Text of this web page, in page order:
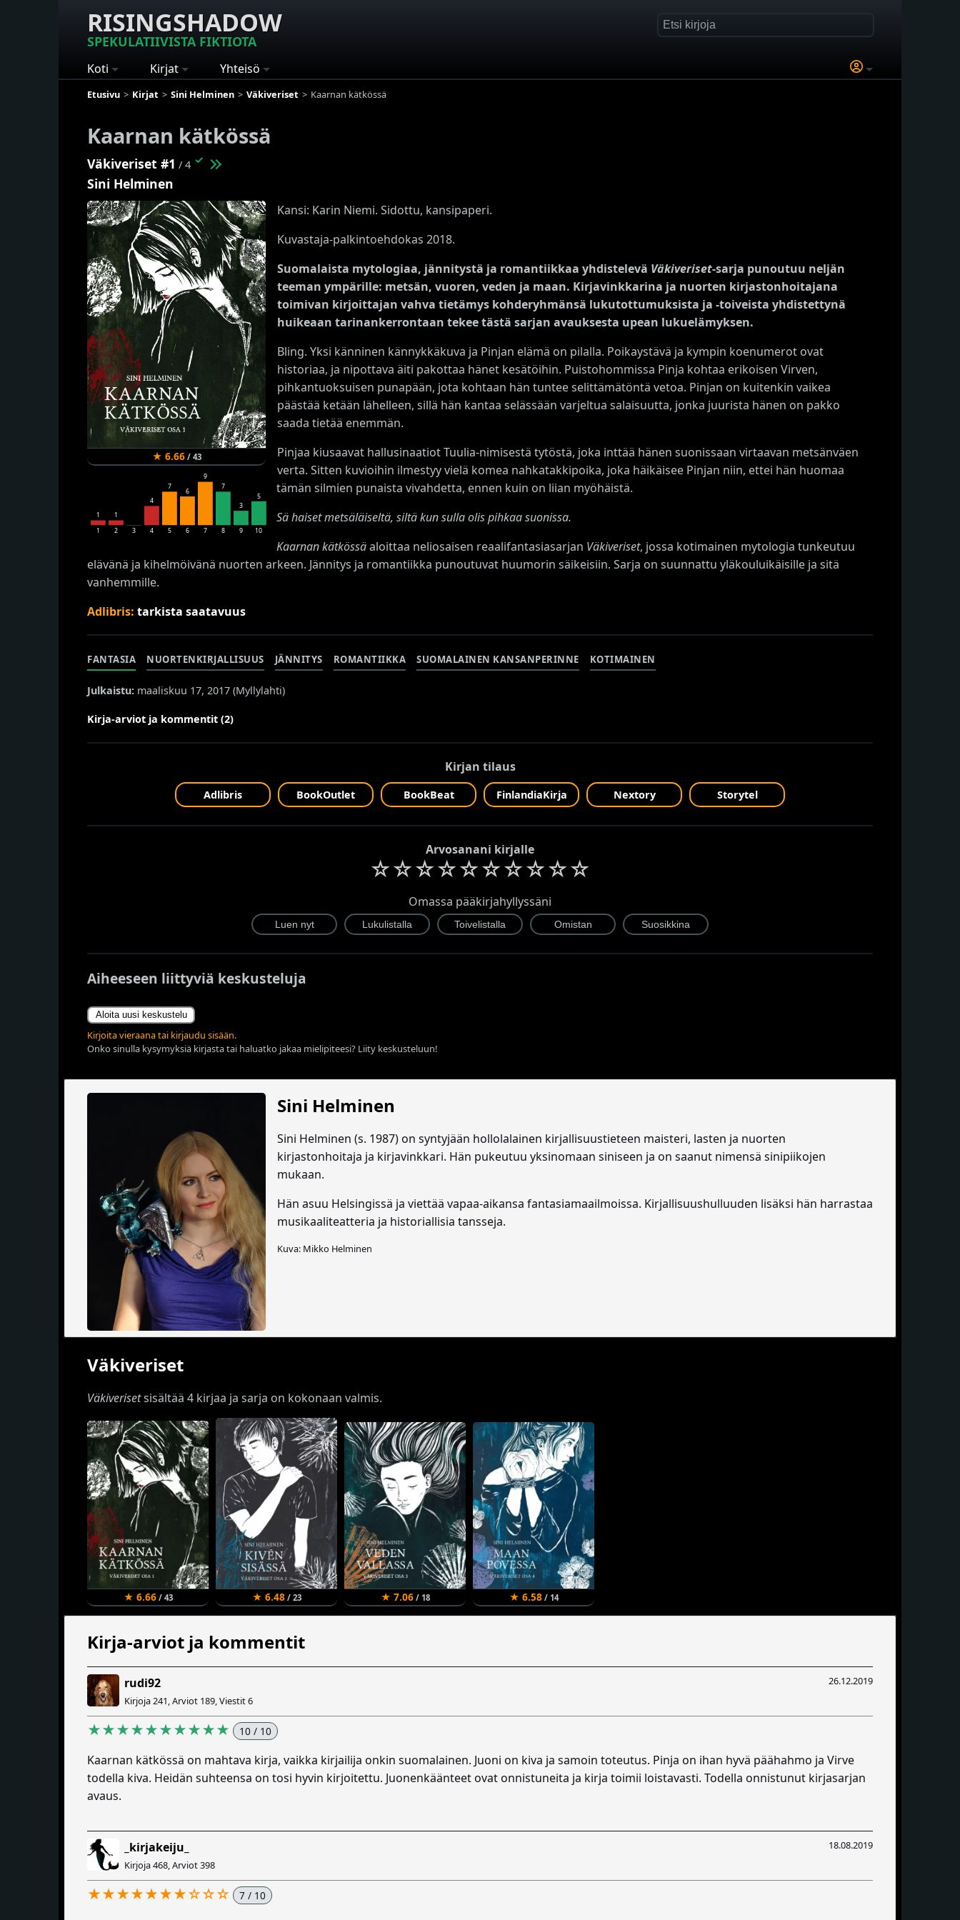
RISINGSHADOW
SPEKULATIIVISTA FIKTIOTA
Koti Kirjat Yhteisö
Etusivu Kirjat Sini Helminen Väkiveriset Kaarnan kätkössä
Kaarnan kätkössä
Väkiveriset #1 / 4 ✓
Sini Helminen
★ 6.66/ 43
1
1
1
2 3
4
4
7
5
6
6
9
7
7
8
3
9
5
10
Kansi: Karin Niemi. Sidottu, kansipaperi.
Kuvastaja-palkintoehdokas 2018.
Suomalaista mytologiaa, jännitystä ja romantiikkaa yhdistelevä Väkiveriset-sarja punoutuu neljän
teeman ympärille: metsän, vuoren, veden ja maan. Kirjavinkkarina ja nuorten kirjastonhoitajana
toimivan kirjoittajan vahva tietämys kohderyhmänsä lukutottumuksista ja -toiveista yhdistettynä
huikeaan tarinankerrontaan tekee tästä sarjan avauksesta upean lukuelämyksen.
Bling. Yksi känninen kännykkäkuva ja Pinjan elämä on pilalla. Poikaystävä ja kympin koenumerot ovat
historiaa, ja nipottava äiti pakottaa hänet kesätöihin. Puistohommissa Pinja kohtaa erikoisen Virven,
pihkantuoksuisen punapään, jota kohtaan hän tuntee selittämätöntä vetoa. Pinjan on kuitenkin vaikea
päästää ketään lähelleen, sillä hän kantaa selässään varjeltua salaisuutta, jonka juurista hänen on pakko
saada tietää enemmän.
Pinjaa kiusaavat hallusinaatiot Tuulia-nimisestä tytöstä, joka inttää hänen suonissaan virtaavan metsänväen
verta. Sitten kuvioihin ilmestyy vielä komea nahkatakkipoika, joka häikäisee Pinjan niin, ettei hän huomaa
tämän silmien punaista vivahdetta, ennen kuin on liian myöhäistä.
Sä haiset metsäläiseltä, siltä kun sulla olis pihkaa suonissa.
Kaarnan kätkössäaloittaa neliosaisen reaalifantasiasarjan Väkiveriset, jossa kotimainen mytologia tunkeutuu
elävänä ja kihelmöivänä nuorten arkeen. Jännitys ja romantiikka punoutuvat huumorin säikeisiin. Sarja on suunnattu yläkouluikäisille ja sitä
vanhemmille.
Adlibris: tarkista saatavuus
FANTASIA NUORTENKIRJALLISUUS JÄNNITYS ROMANTIIKKA SUOMALAINEN KANSANPERINNE KOTIMAINEN
Julkaistu: maaliskuu 17, 2017 (Myllylahti)
Kirja-arviot ja kommentit (2)
Kirjan tilaus
Adlibris BookOutlet BookBeat FinlandiaKirja Nextory Storytel
Arvosanani kirjalle
☆☆☆☆☆☆☆☆☆☆
Omassa pääkirjahyllyssäni
Aiheeseen liittyviä keskusteluja
Aloita uusi keskustelu
Kirjoita vieraana tai kirjaudu sisään.
Onko sinulla kysymyksiä kirjasta tai haluatko jakaa mielipiteesi? Liity keskusteluun!
Sini Helminen
Sini Helminen (s. 1987) on syntyjään hollolalainen kirjallisuustieteen maisteri, lasten ja nuorten
kirjastonhoitaja ja kirjavinkkari. Hän pukeutuu yksinomaan siniseen ja on saanut nimensä sinipiikojen
mukaan.
Hän asuu Helsingissä ja viettää vapaa-aikansa fantasiamaailmoissa. Kirjallisuushulluuden lisäksi hän harrastaa
musikaaliteatteria ja historiallisia tansseja.
Kuva: Mikko Helminen
Väkiveriset
Väkiverisetsisältää 4 kirjaa ja sarja on kokonaan valmis.
★ 6.66/ 43 ★ 6.48/ 23 ★ 7.06/ 18 ★ 6.58/ 14
Kirja-arviot ja kommentit
26.12.2019
rudi92
Kirjoja 241, Arviot 189, Viestit 6
★★★★★★★★★★ 10 / 10
Kaarnan kätkössä on mahtava kirja, vaikka kirjailija onkin suomalainen. Juoni on kiva ja samoin toteutus. Pinja on ihan hyvä päähahmo ja Virve
todella kiva. Heidän suhteensa on tosi hyvin kirjoitettu. Juonenkäänteet ovat onnistuneita ja kirja toimii loistavasti. Todella onnistunut kirjasarjan
avaus.
18.08.2019
_kirjakeiju_
Kirjoja 468, Arviot 398
★★★★★★★☆☆☆ 7 / 10